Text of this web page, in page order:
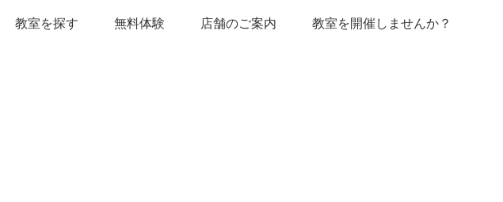
教室を探す 無料体験 店舗のご案内 教室を開催しませんか？